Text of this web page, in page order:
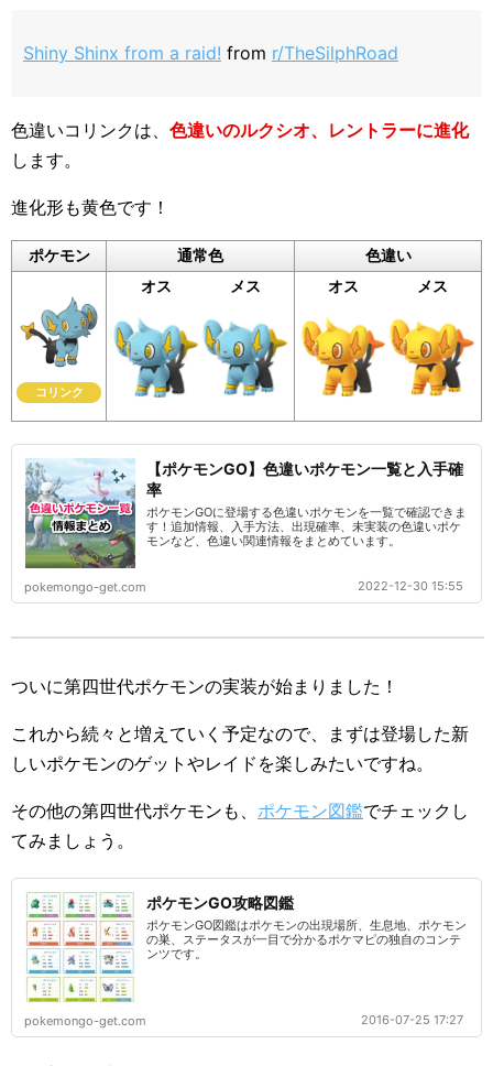
Shiny Shinx from a raid! from r/TheSilphRoad
色違いコリンクは、 色違いのルクシオ、レントラーに進化
します。
進化形も黄色です！
ポケモン 通常色 色違い
コリンク
オス メス オス メス
【ポケモンGO】色違いポケモン一覧と入手確
率
ポケモンGOに登場する色違いポケモンを一覧で確認できま
す！追加情報、入手方法、出現確率、未実装の色違いポケ
モンなど、色違い関連情報をまとめています。
pokemongo-get.com 2022-12-30 15:55
ついに第四世代ポケモンの実装が始まりました！
これから続々と増えていく予定なので、まずは登場した新
しいポケモンのゲットやレイドを楽しみたいですね。
その他の第四世代ポケモンも、 ポケモン図鑑でチェックし
てみましょう。
ポケモンGO攻略図鑑
ポケモンGO図鑑はポケモンの出現場所、生息地、ポケモン
の巣、ステータスが一目で分かるポケマピの独自のコンテ
ンツです。
pokemongo-get.com 2016-07-25 17:27